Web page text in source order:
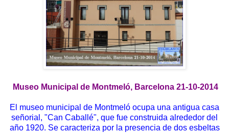
Museo Municipal de Montmeló, Barcelona 21-10-2014
El museo municipal de Montmeló ocupa una antigua casa
señorial, "Can Caballé", que fue construida alrededor del
año 1920. Se caracteriza por la presencia de dos esbeltas